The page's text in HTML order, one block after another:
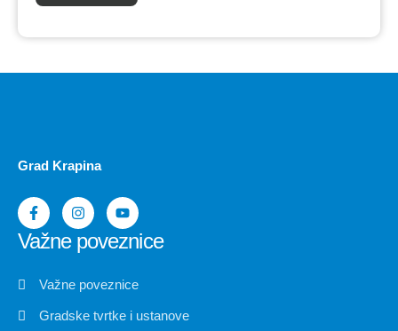
Grad Krapina
Važne poveznice
Važne poveznice
Gradske tvrtke i ustanove